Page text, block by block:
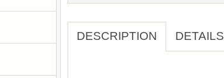
DESCRIPTION DETAILS